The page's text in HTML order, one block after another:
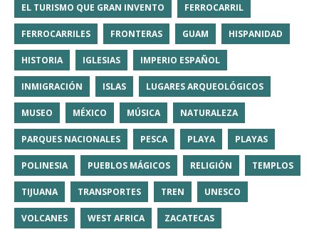
EL TURISMO QUE GRAN INVENTO FERROCARRIL
FERROCARRILES FRONTERAS GUAM HISPANIDAD
HISTORIA IGLESIAS IMPERIO ESPAÑOL
INMIGRACIÓN ISLAS LUGARES ARQUEOLÓGICOS
MUSEO MÉXICO MÚSICA NATURALEZA
PARQUES NACIONALES PESCA PLAYA PLAYAS
POLINESIA PUEBLOS MÁGICOS RELIGIÓN TEMPLOS
TIJUANA TRANSPORTES TREN UNESCO
VOLCANES WEST AFRICA ZACATECAS